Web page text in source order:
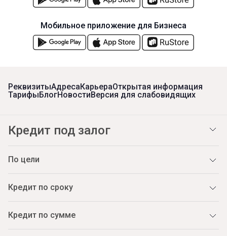
РеквизитыАдресаКарьераОткрытая информация
ТарифыБлогНовостиВерсия для слабовидящих
Кредит под залог
По цели
Кредит по сроку
Кредит по сумме
Мобильное приложение для Бизнеса